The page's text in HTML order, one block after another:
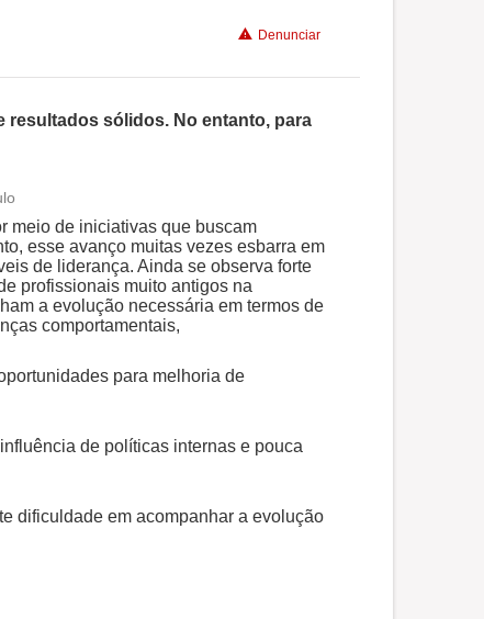
Denunciar
resultados sólidos. No entanto, para
com a vida familiar
recomenda a diretoria
meio de iniciativas que buscam
esse avanço muitas vezes esbarra em
de liderança. Ainda se observa forte
profissionais muito antigos na
a evolução necessária em termos de
comportamentais,
para melhoria de
de políticas internas e pouca
dificuldade em acompanhar a evolução